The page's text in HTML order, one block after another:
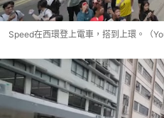
Speed在西環登上電車，搭到上環。（